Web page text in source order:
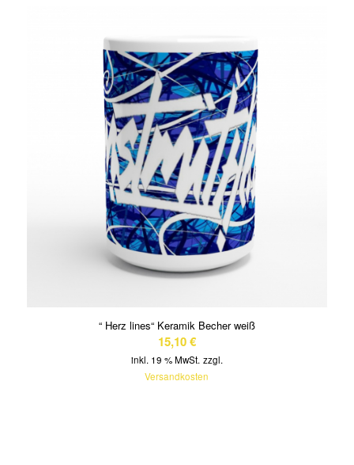
“ Herz lines“ Keramik Becher weiß
15,10€
inkl. 19 % MwSt. zzgl.
Versandkosten